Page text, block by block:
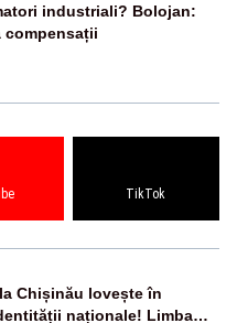
industriali? Bolojan:
compensații
TikTok
Chișinău lovește în
naționale! Limba